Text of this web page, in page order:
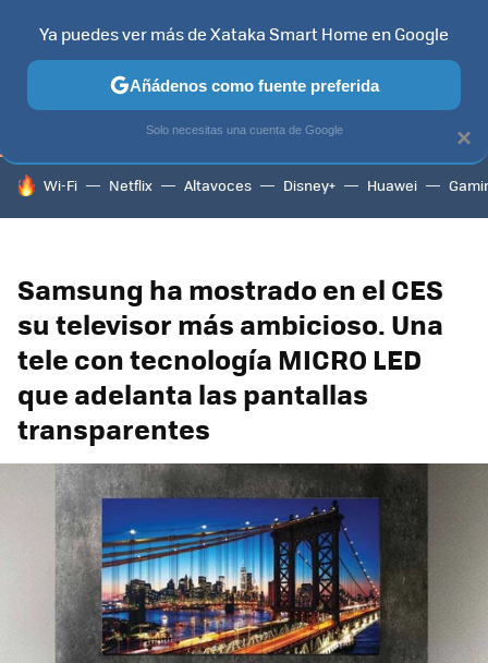
TELEVISORES CONTENIDOS SMART TV SELECCIÓN
HOY SE HABLA DE
Wi-Fi Netflix Altavoces Disney+ Huawei
Samsung ha mostrado en el CES
su televisor más ambicioso. Una
tele con tecnología MICRO LED
que adelanta las pantallas
transparentes
×
Ya puedes ver más de Xataka Smart Home en Google
Añádenos como fuente preferida
Solo necesitas una cuenta de Google